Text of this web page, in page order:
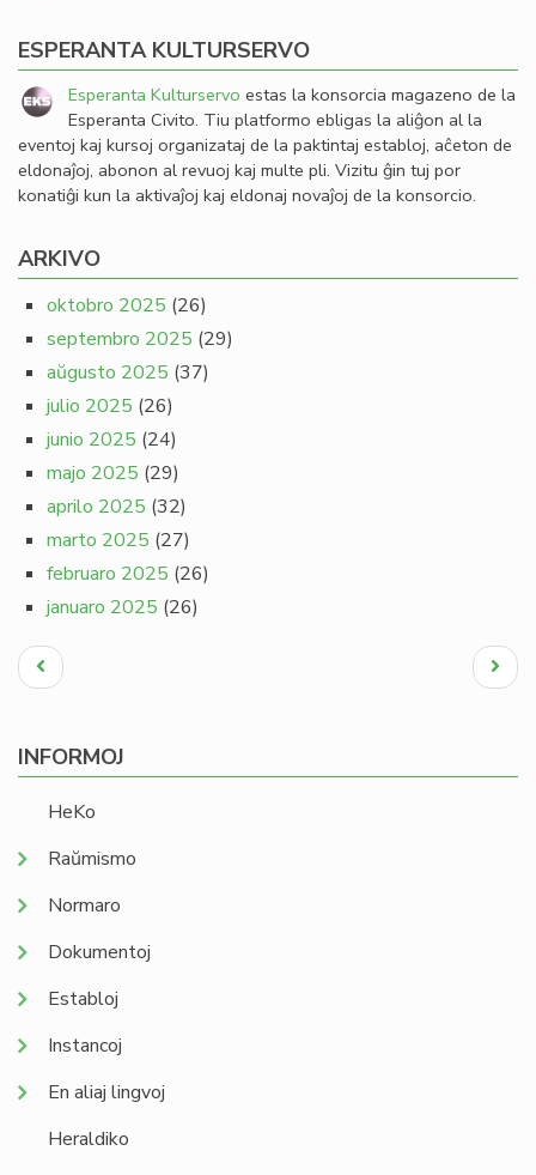
ESPERANTA KULTURSERVO
Esperanta Kulturservo estas la konsorcia magazeno de la
Esperanta Civito. Tiu platformo ebligas la aliĝon al la
eventoj kaj kursoj organizataj de la paktintaj establoj, aĉeton de
eldonaĵoj, abonon al revuoj kaj multe pli. Vizitu ĝin tuj por
konatiĝi kun la aktivaĵoj kaj eldonaj novaĵoj de la konsorcio.
ARKIVO
oktobro 2025 (26)
septembro 2025 (29)
aŭgusto 2025 (37)
julio 2025 (26)
junio 2025 (24)
majo 2025 (29)
aprilo 2025 (32)
marto 2025 (27)
februaro 2025 (26)
januaro 2025 (26)
Pagination
Antaŭa
paĝo
Next
page
INFORMOJ
HeKo
Raŭmismo
Normaro
Dokumentoj
Establoj
Instancoj
En aliaj lingvoj
Heraldiko